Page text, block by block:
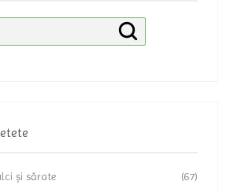
și sărate (67)